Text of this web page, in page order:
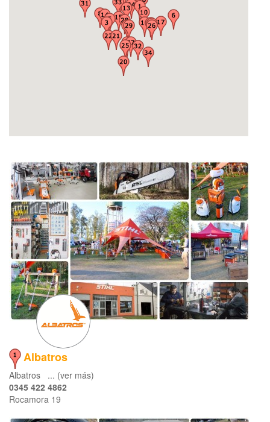
Albatros
Albatros ... (ver más)
0345 422 4862
Rocamora 19